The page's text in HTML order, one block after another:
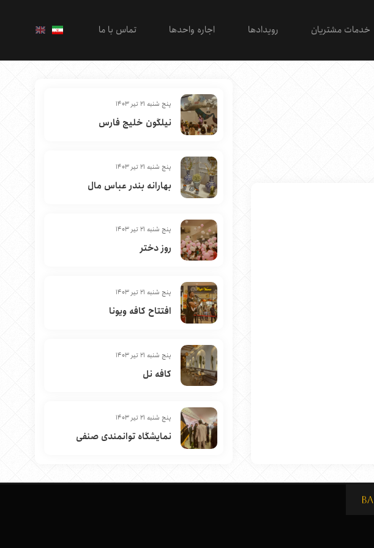
خدمات مشتریان رویدادها اجاره واحدها تماس با ما
پنج شنبه 21 تیر 1403
نیلگون خلیج فارس
پنج شنبه 21 تیر 1403
بهارانه بندر عباس مال
پنج شنبه 21 تیر 1403
روز دختر
پنج شنبه 21 تیر 1403
افتتاح کافه ویونا
پنج شنبه 21 تیر 1403
کافه نل
پنج شنبه 21 تیر 1403
نمایشگاه توانمندی صنفی